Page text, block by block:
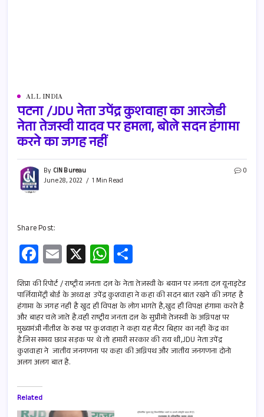
ALL INDIA
पटना /JDU नेता उपेंद्र कुशवाहा का आरजेडी
नेता तेजस्वी यादव पर हमला, बोले सदन हंगामा
करने का जगह नहीं
By CIN Bureau
June 28, 2022
1 Min Read
0
Share Post:
Fa
ce
b
o
o
k
E
m
ail
X W
h
at
s
A
p
h
ar
e
शिप्रा की रिपोर्ट / राष्ट्रीय जनता दल के नेता तेजस्वी के बयान पर जनता दल यूनाइटेड
पार्लियामेंट्री बोर्ड के अध्यक्ष उपेंद्र कुशवाहा ने कहा की सदन बात रखने की जगह है
हंगामा के जगह नही है खुद ही विपक्ष के लोग भागते है,खुद ही विपक्ष हंगामा करते है
और बाहर चले जाते है.वही राष्ट्रीय जनता दल के सुप्रीमो तेजस्वी के अग्निपक्ष पर
मुख्यमंत्री नीतीश के रुख पर कुशवाहा ने कहा यह मैटर बिहार का नही केंद्र का
है.जिस समय छात्र सड़क पर थे तो हमारी सरकार की राय थी,JDU नेता उपेंद्र
कुशवाहा ने जातीय जनगणना पर कहा की अग्निपथ और जातीय जनगणना दोनो
अलग अलग बात है.
Related